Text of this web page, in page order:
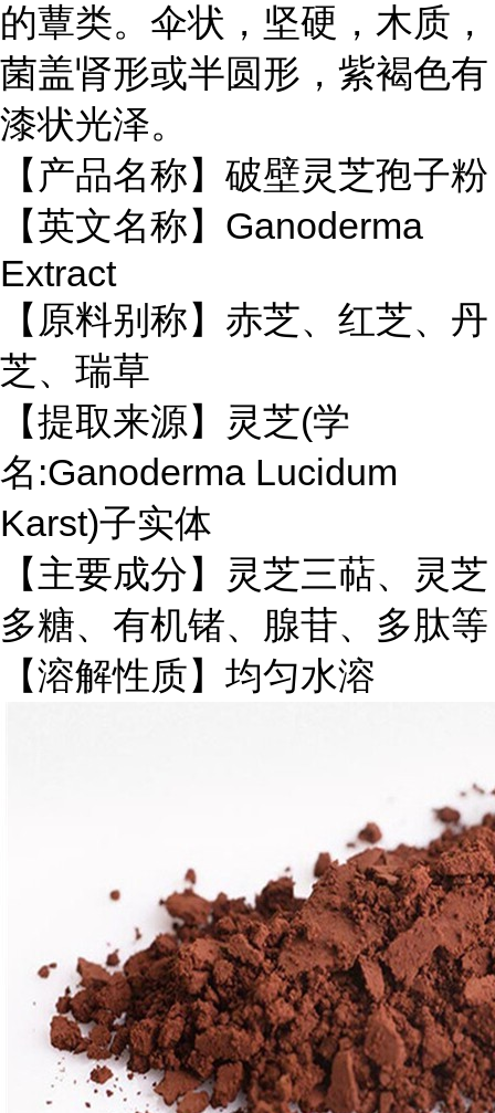
的蕈类。伞状，坚硬，木质，
菌盖肾形或半圆形，紫褐色有
漆状光泽。
【产品名称】破壁灵芝孢子粉
【英文名称】Ganoderma
Extract
【原料别称】赤芝、红芝、丹
芝、瑞草
【提取来源】灵芝(学
名:Ganoderma Lucidum
Karst)子实体
【主要成分】
灵芝三萜、灵芝
多糖、有机锗、腺苷、多肽等
【溶解性质】均匀水溶